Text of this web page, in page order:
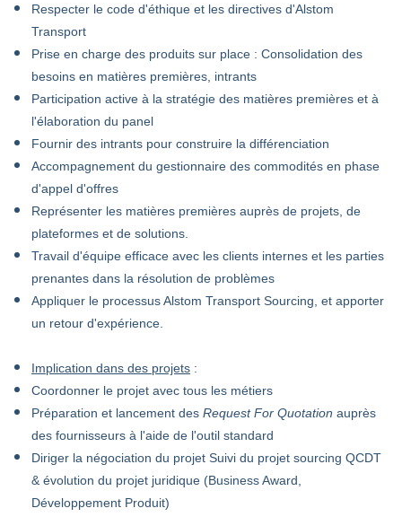
Respecter le code d'éthique et les directives d'Alstom
Transport
Prise en charge des produits sur place : Consolidation des
besoins en matières premières, intrants
Participation active à la stratégie des matières premières et à
l'élaboration du panel
Fournir des intrants pour construire la différenciation
Accompagnement du gestionnaire des commodités en phase
d'appel d'offres
Représenter les matières premières auprès de projets, de
plateformes et de solutions.
Travail d'équipe efficace avec les clients internes et les parties
prenantes dans la résolution de problèmes
Appliquer le processus Alstom Transport Sourcing, et apporter
un retour d'expérience.
Implication dans des projets :
Coordonner le projet avec tous les métiers
Préparation et lancement des Request For Quotation auprès
des fournisseurs à l'aide de l'outil standard
Diriger la négociation du projet Suivi du projet sourcing QCDT
& évolution du projet juridique (Business Award,
Développement Produit)